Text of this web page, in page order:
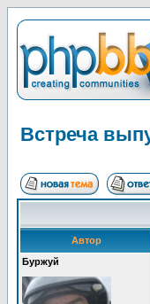
Встреча
Автор
Буржуй